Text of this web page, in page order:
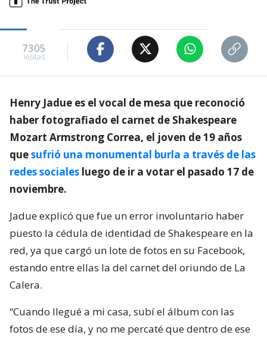
7305
visitas
Henry Jadue es el vocal de mesa que reconoció
haber fotografiado el carnet de Shakespeare
Mozart Armstrong Correa, el joven de 19 años
quesufrió una monumental burla a través de las
redes sociales luego de ir a votar el pasado 17 de
noviembre.
Jadue explicó que fue un error involuntario haber
puesto la cédula de identidad de Shakespeare en la
red, ya que cargó un lote de fotos en su Facebook,
estando entre ellas la del carnet del oriundo de La
Calera.
“Cuando llegué a mi casa, subí el álbum con las
fotos de ese día, y no me percaté que dentro de ese